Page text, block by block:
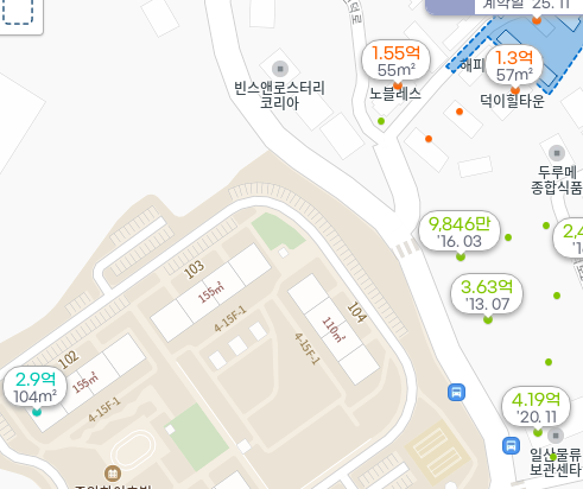
1.3억
57m²
2.9억
104m² 4.19억
'20. 11
1.55억
55m²
9,846만
'16. 03
3.63억
'13. 07